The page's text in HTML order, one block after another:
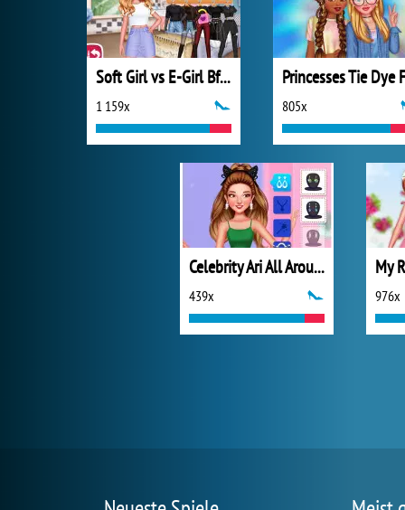
Soft Girl vs E-Girl Bffs Looks
1 159x 805x
Celebrity Ari All Around the Fashion
439x 976x